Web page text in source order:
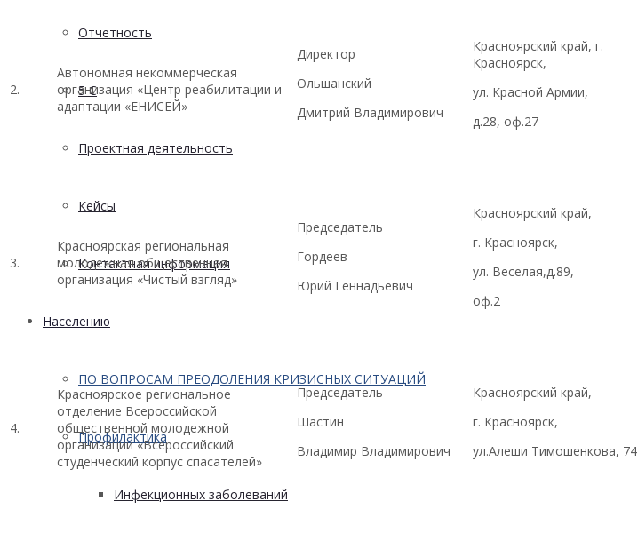
Отчетность
5 С
Проектная деятельность
Кейсы
Контактная информация
Населению
ПО ВОПРОСАМ ПРЕОДОЛЕНИЯ КРИЗИСНЫХ СИТУАЦИЙ
Профилактика
Инфекционных заболеваний
2.
Автономная некоммерческая
организация «Центр реабилитации и
адаптации «ЕНИСЕЙ»
Директор
Ольшанский
Дмитрий Владимирович
Красноярский край, г.
Красноярск,
ул. Красной Армии,
д.28, оф.27
3.
Красноярская региональная
молодежная общественная
организация «Чистый взгляд»
Председатель
Гордеев
Юрий Геннадьевич
Красноярский край,
г. Красноярск,
ул. Веселая,д.89,
оф.2
4.
Красноярское региональное
отделение Всероссийской
общественной молодежной
организации «Всероссийский
студенческий корпус спасателей»
Председатель
Шастин
Владимир Владимирович
Красноярский край,
г. Красноярск,
ул.Алеши Тимошенкова, 74